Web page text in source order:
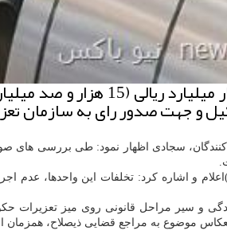
و جهت صدور رای به سازمان
سجادی اظهار نمود: طی بررسی های
و سیر مراحل قانونی روی میز تعزیرات
به مراجع قضایی ذیصلاح، همزمان